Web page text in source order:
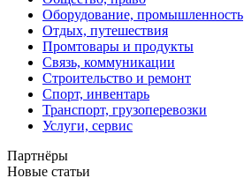
Оборудование, промышленность
Отдых, путешествия
Промтовары и продукты
Связь, коммуникации
Строительство и ремонт
Спорт, инвентарь
Транспорт, грузоперевозки
Услуги, сервис
Партнёры
Новые статьи